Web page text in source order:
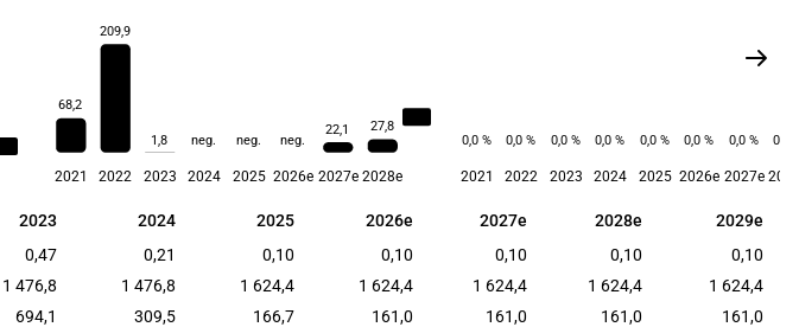
68,2
209,9
1,8 neg. neg. neg.
22,1 27,8
2021 2022 2023 2024 2025 2026e 2027e 2028e
0,0 % 0,0 % 0,0 % 0,0 % 0,0 % 0,0 % 0,0 % 0,0
2021 2022 2023 2024 2025 2026e 2027e
2023 2024 2025 2026e 2027e 2028e 2029e
2023 2024 2025 2026e 2027e 2028e
2029e
0,47 0,21 0,10 0,10 0,10 0,10
0,10
1 476,8 1 476,8 1 624,4 1 624,4 1 624,4 1 624,4
1 624,4
694,1 309,5 166,7 161,0 161,0 161,0
161,0